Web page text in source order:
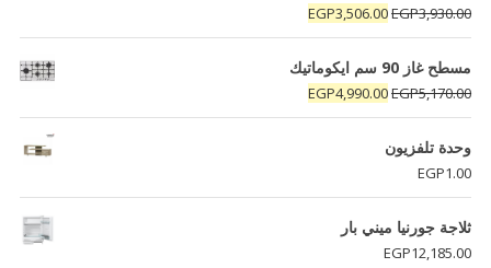
EGP3,930.00
السعر
الأصلي
هو:
EGP3,930.00.
EGP3,506.00
السعر
الحالي
هو:
EGP3,506.00.
مسطح غاز 90 سم ايكوماتيك
EGP5,170.00
السعر
الأصلي
هو:
EGP4,990.00
السعر
الحالي
وحدة تلفزيون
EGP1.00
ثلاجة جورنيا ميني بار
EGP12,185.00